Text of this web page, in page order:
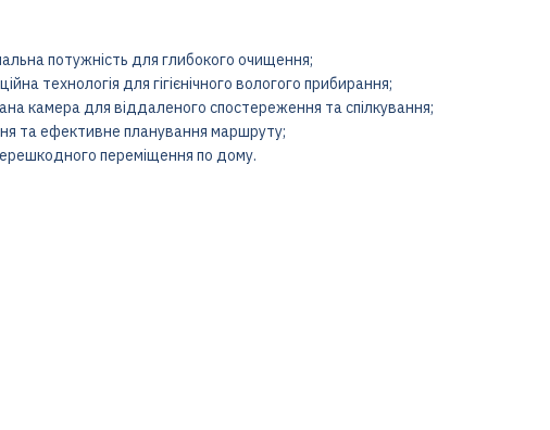
потужність для глибокого очищення;
технологія для гігієнічного вологого прибирання;
камера для віддаленого спостереження та спілкування;
та ефективне планування маршруту;
переміщення по дому.